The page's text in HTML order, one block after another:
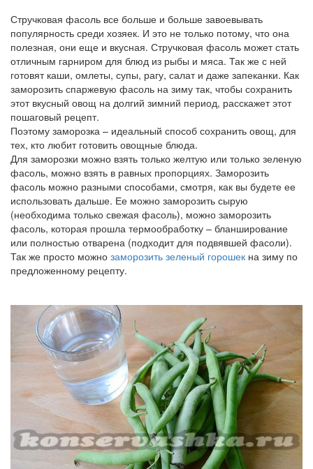
Стручковая фасоль все больше и больше завоевывать
популярность среди хозяек. И это не только потому, что она
полезная, они еще и вкусная. Стручковая фасоль может стать
отличным гарниром для блюд из рыбы и мяса. Так же с ней
готовят каши, омлеты, супы, рагу, салат и даже запеканки. Как
заморозить спаржевую фасоль на зиму так, чтобы сохранить
этот вкусный овощ на долгий зимний период, расскажет этот
пошаговый рецепт.
Поэтому заморозка – идеальный способ сохранить овощ, для
тех, кто любит готовить овощные блюда.
Для заморозки можно взять только желтую или только зеленую
фасоль, можно взять в равных пропорциях. Заморозить
фасоль можно разными способами, смотря, как вы будете ее
использовать дальше. Ее можно заморозить сырую
(необходима только свежая фасоль), можно заморозить
фасоль, которая прошла термообработку – бланширование
или полностью отварена (подходит для подвявшей фасоли).
Так же просто можно заморозить зеленый горошек на зиму по
предложенному рецепту.